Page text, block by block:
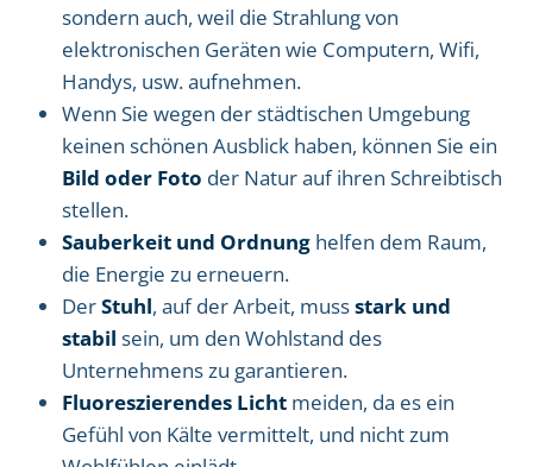
sondern auch, weil die Strahlung von
elektronischen Geräten wie Computern, Wifi,
Handys, usw. aufnehmen.
Wenn Sie wegen der städtischen Umgebung
keinen schönen Ausblick haben, können Sie ein
Bild oder Foto der Natur auf ihren Schreibtisch
stellen.
Sauberkeit und Ordnung helfen dem Raum,
die Energie zu erneuern.
DerStuhl, auf der Arbeit, mussstark und
stabil sein, um den Wohlstand des
Unternehmens zu garantieren.
Fluoreszierendes Licht meiden, da es ein
Gefühl von Kälte vermittelt, und nicht zum